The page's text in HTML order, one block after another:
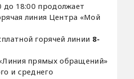
до 18:00 продолжает
линия Центра «Мой
горячей линии 8-
прямых обращений»
и среднего